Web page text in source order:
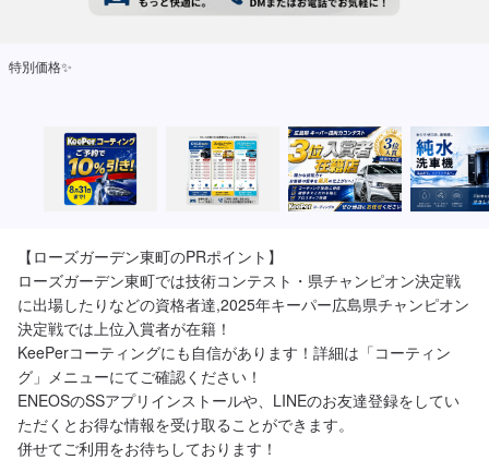
特別価格✨
【ローズガーデン東町のPRポイント】
ローズガーデン東町では技術コンテスト・県チャンピオン決定戦
に出場したりなどの資格者達,2025年キーパー広島県チャンピオン
決定戦では上位入賞者が在籍！
KeePerコーティングにも自信があります！詳細は「コーティン
グ」メニューにてご確認ください！
ENEOSのSSアプリインストールや、LINEのお友達登録をしてい
ただくとお得な情報を受け取ることができます。
併せてご利用をお待ちしております！